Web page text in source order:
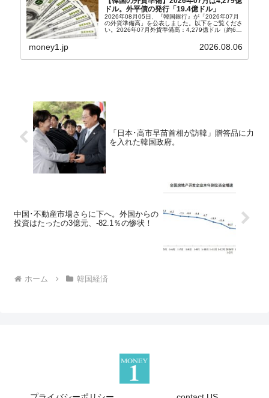
ドル。外平債の発行「19.4億ドル」
2026年08月05日、『韓国銀行』が「2026年07月
の外貨準備高」を公表しました。以下をご覧くださ
い。2026年07月外貨準備高：4,279億ドル（約67
money1.jp 2026.08.06
「日本･高市早苗首相が訪韓」贈答品に力
を入れた韓国政府。
中国･不動産市場さらに下へ。外国からの
投資はたったの3億元、-82.1％の惨状！
ホーム 韓国経済